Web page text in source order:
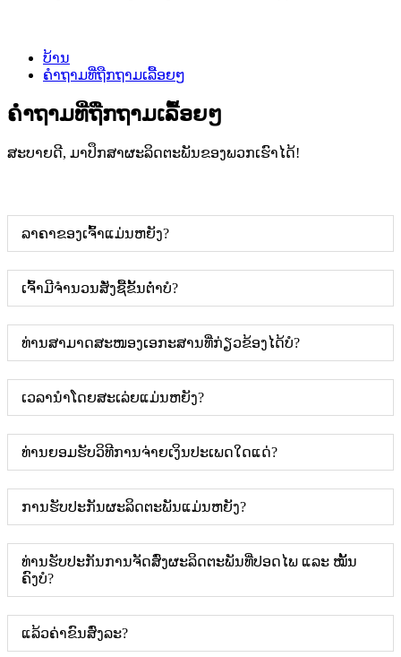
ບ້ານ
ຄຳຖາມທີ່ຖືກຖາມເລື້ອຍໆ
ຄຳຖາມທີ່ຖືກຖາມເລື້ອຍໆ
ສະບາຍດີ, ມາປຶກສາຜະລິດຕະພັນຂອງພວກເຮົາໄດ້!
ລາຄາຂອງເຈົ້າແມ່ນຫຍັງ?
ເຈົ້າມີຈຳນວນສັ່ງຊື້ຂັ້ນຕ່ຳບໍ?
ທ່ານສາມາດສະໜອງເອກະສານທີ່ກ່ຽວຂ້ອງໄດ້ບໍ?
ເວລານຳໂດຍສະເລ່ຍແມ່ນຫຍັງ?
ທ່ານຍອມຮັບວິທີການຈ່າຍເງິນປະເພດໃດແດ່?
ການຮັບປະກັນຜະລິດຕະພັນແມ່ນຫຍັງ?
ທ່ານຮັບປະກັນການຈັດສົ່ງຜະລິດຕະພັນທີ່ປອດໄພ ແລະ ໝັ້ນ
ຄົງບໍ?
ແລ້ວຄ່າຂົນສົ່ງລະ?